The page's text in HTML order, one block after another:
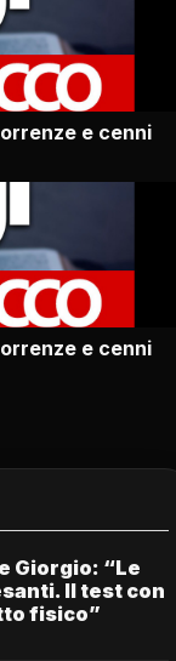
e cenni
e cenni
Giorgio: “Le
Il test con
fisico”